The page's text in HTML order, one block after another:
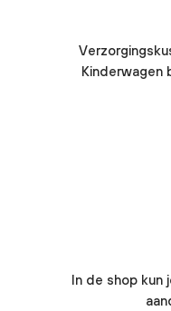
Kinderwagen
In de shop kun